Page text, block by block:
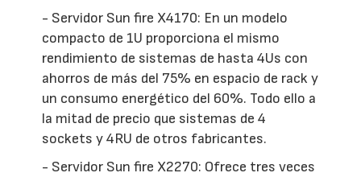
- Servidor Sun fire X4170: En un modelo
compacto de 1U proporciona el mismo
rendimiento de sistemas de hasta 4Us con
ahorros de más del 75% en espacio de rack y
un consumo energético del 60%. Todo ello a
la mitad de precio que sistemas de 4
sockets y 4RU de otros fabricantes.
- Servidor Sun fire X2270: Ofrece tres veces